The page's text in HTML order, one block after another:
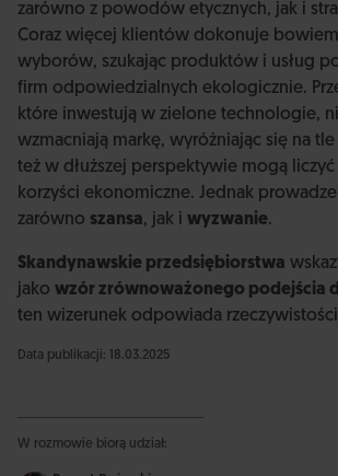
zarówno z powodów etycznych, jak i
Coraz więcej klientów dokonuje
wyborów, szukając produktów i usług
firm odpowiedzialnych ekologicznie.
które inwestują w zielone technologie,
wzmacniają markę, wyróżniając się na
też w dłuższej perspektywie mogą liczyć
korzyści ekonomiczne. Jednak
zarówno szansa, jak i wyzwanie.
Skandynawskie przedsiębiorstwa
jako wzór zrównoważonego podejścia
ten wizerunek odpowiada
Data publikacji: 18.03.2025
W rozmowie biorą udział: